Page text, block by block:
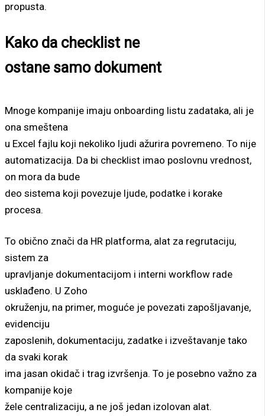
propusta.
Kako da checklist ne
ostane samo dokument
Mnoge kompanije imaju onboarding listu zadataka, ali je
ona smeštena
u Excel fajlu koji nekoliko ljudi ažurira povremeno. To nije
automatizacija. Da bi checklist imao poslovnu vrednost,
on mora da bude
deo sistema koji povezuje ljude, podatke i korake
procesa.
To obično znači da HR platforma, alat za regrutaciju,
sistem za
upravljanje dokumentacijom i interni workflow rade
usklađeno. U Zoho
okruženju, na primer, moguće je povezati zapošljavanje,
evidenciju
zaposlenih, dokumentaciju, zadatke i izveštavanje tako
da svaki korak
ima jasan okidač i trag izvršenja. To je posebno važno za
kompanije koje
žele centralizaciju, a ne još jedan izolovan alat.